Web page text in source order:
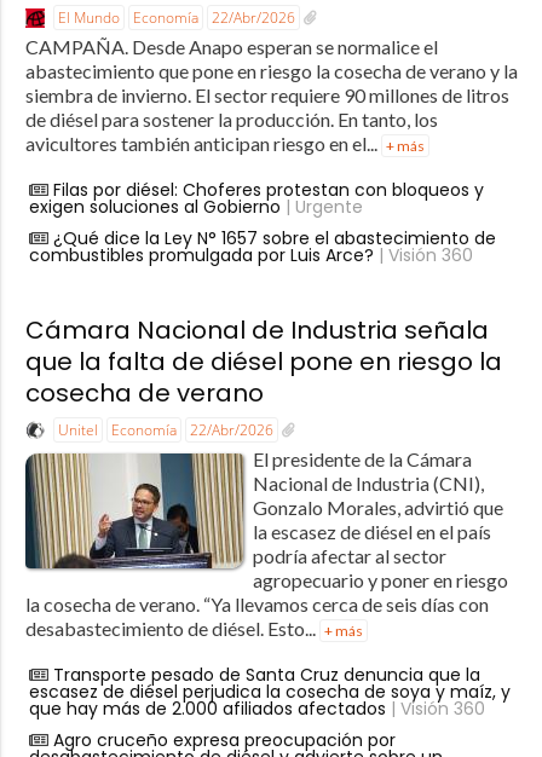
El Mundo Economía 22/Abr/2026
CAMPAÑA. Desde Anapo esperan se normalice el
abastecimiento que pone en riesgo la cosecha de verano y la
siembra de invierno. El sector requiere 90 millones de litros
de diésel para sostener la producción. En tanto, los
avicultores también anticipan riesgo en el... + más
Filas por diésel: Choferes protestan con bloqueos y
exigen soluciones al Gobierno | Urgente
¿Qué dice la Ley N° 1657 sobre el abastecimiento de
combustibles promulgada por Luis Arce? | Visión 360
Cámara Nacional de Industria señala
que la falta de diésel pone en riesgo la
cosecha de verano
Unitel Economía 22/Abr/2026
El presidente de la Cámara
Nacional de Industria (CNI),
Gonzalo Morales, advirtió que
la escasez de diésel en el país
podría afectar al sector
agropecuario y poner en riesgo
la cosecha de verano. “Ya llevamos cerca de seis días con
desabastecimiento de diésel. Esto...
+ más
Transporte pesado de Santa Cruz denuncia que la
escasez de diésel perjudica la cosecha de soya y maíz, y
que hay más de 2.000 afiliados afectados | Visión 360
Agro cruceño expresa preocupación por